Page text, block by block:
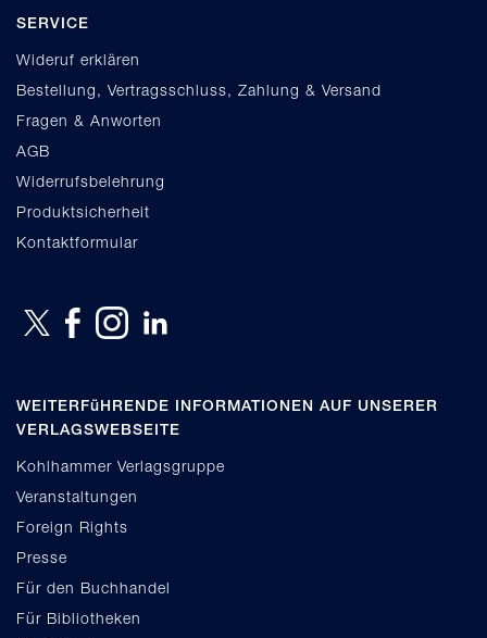
SERVICE
Wideruf erklären
Bestellung, Vertragsschluss, Zahlung & Versand
Fragen & Anworten
AGB
Widerrufsbelehrung
Produktsicherheit
Kontaktformular
WEITERFüHRENDE INFORMATIONEN AUF UNSERER
VERLAGSWEBSEITE
Kohlhammer Verlagsgruppe
Veranstaltungen
Foreign Rights
Presse
Für den Buchhandel
Für Bibliotheken